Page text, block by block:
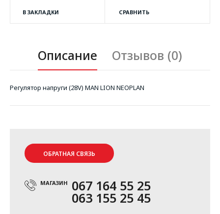
В ЗАКЛАДКИ СРАВНИТЬ
Описание Отзывов (0)
Регулятор напруги (28V) MAN LION NEOPLAN
ОБРАТНАЯ СВЯЗЬ
МАГАЗИН 067 164 55 25
063 155 25 45